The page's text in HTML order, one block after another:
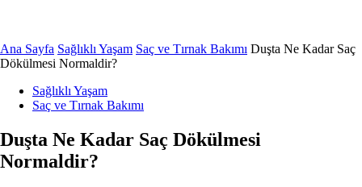
Ana Sayfa Sağlıklı Yaşam Saç ve Tırnak Bakımı Duşta Ne Kadar Saç
Dökülmesi Normaldir?
Sağlıklı Yaşam
Saç ve Tırnak Bakımı
Duşta Ne Kadar Saç Dökülmesi
Normaldir?